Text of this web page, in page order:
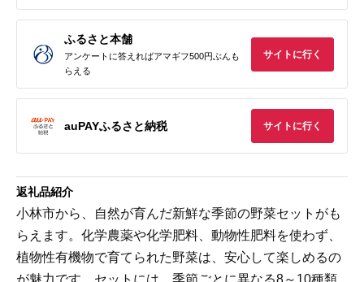
ふるさと本舗
アンケートに答えればアマギフ500円ぶんも
らえる
サイトに行く
auPAYふるさと納税 サイトに行く
返礼品紹介
小林市から、自然が育んだ新鮮な季節の野菜セットがも
らえます。化学農薬や化学肥料、動物性肥料を使わず、
植物性有機物で育てられた野菜は、安心して楽しめるの
が魅力です。セットには、季節ごとに異なる8～10種類